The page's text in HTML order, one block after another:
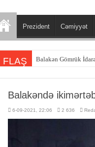
Prezident Cəmiyyət
FLAŞ Balakən sakini
Balakəndə
6-09-2021, 22:06 2 636